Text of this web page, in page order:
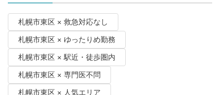
札幌市東区 × 救急対応なし
札幌市東区 × ゆったりめ勤務
札幌市東区 × 駅近・徒歩圏内
札幌市東区 × 専門医不問
札幌市東区 × 人気エリア